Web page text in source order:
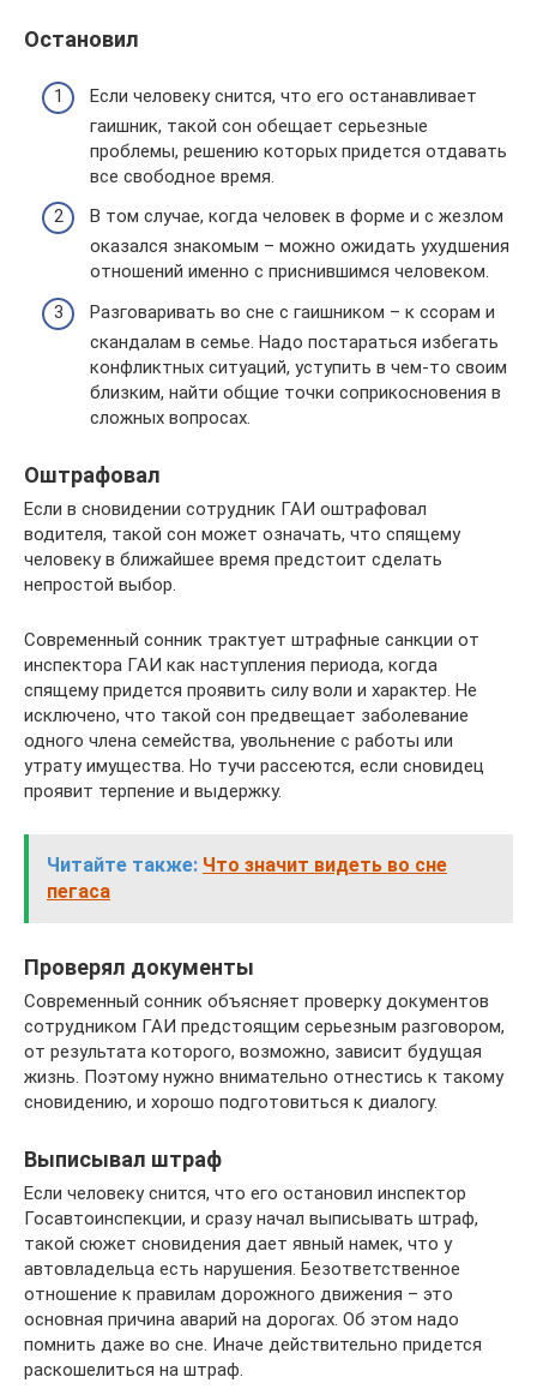
Остановил
Если человеку снится, что его останавливает
гаишник, такой сон обещает серьезные
проблемы, решению которых придется отдавать
все свободное время.
В том случае, когда человек в форме и с жезлом
оказался знакомым – можно ожидать ухудшения
отношений именно с приснившимся человеком.
Разговаривать во сне с гаишником – к ссорам и
скандалам в семье. Надо постараться избегать
конфликтных ситуаций, уступить в чем-то своим
близким, найти общие точки соприкосновения в
сложных вопросах.
Оштрафовал
Если в сновидении сотрудник ГАИ оштрафовал
водителя, такой сон может означать, что спящему
человеку в ближайшее время предстоит сделать
непростой выбор.
Современный сонник трактует штрафные санкции от
инспектора ГАИ как наступления периода, когда
спящему придется проявить силу воли и характер. Не
исключено, что такой сон предвещает заболевание
одного члена семейства, увольнение с работы или
утрату имущества. Но тучи рассеются, если сновидец
проявит терпение и выдержку.
Читайте также: Что значит видеть во сне
пегаса
Проверял документы
Современный сонник объясняет проверку документов
сотрудником ГАИ предстоящим серьезным разговором,
от результата которого, возможно, зависит будущая
жизнь. Поэтому нужно внимательно отнестись к такому
сновидению, и хорошо подготовиться к диалогу.
Выписывал штраф
Если человеку снится, что его остановил инспектор
Госавтоинспекции, и сразу начал выписывать штраф,
такой сюжет сновидения дает явный намек, что у
автовладельца есть нарушения. Безответственное
отношение к правилам дорожного движения – это
основная причина аварий на дорогах. Об этом надо
помнить даже во сне. Иначе действительно придется
раскошелиться на штраф.